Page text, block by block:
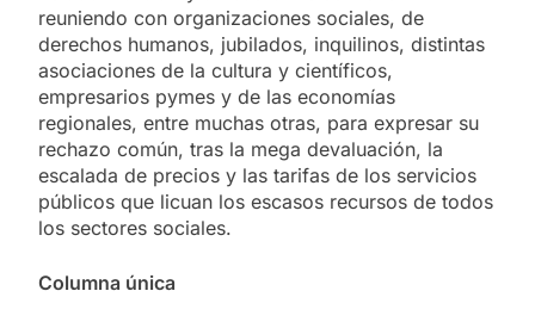
reuniendo con organizaciones sociales, de
derechos humanos, jubilados, inquilinos, distintas
asociaciones de la cultura y científicos,
empresarios pymes y de las economías
regionales, entre muchas otras, para expresar su
rechazo común, tras la mega devaluación, la
escalada de precios y las tarifas de los servicios
públicos que licuan los escasos recursos de todos
los sectores sociales.
Columna única